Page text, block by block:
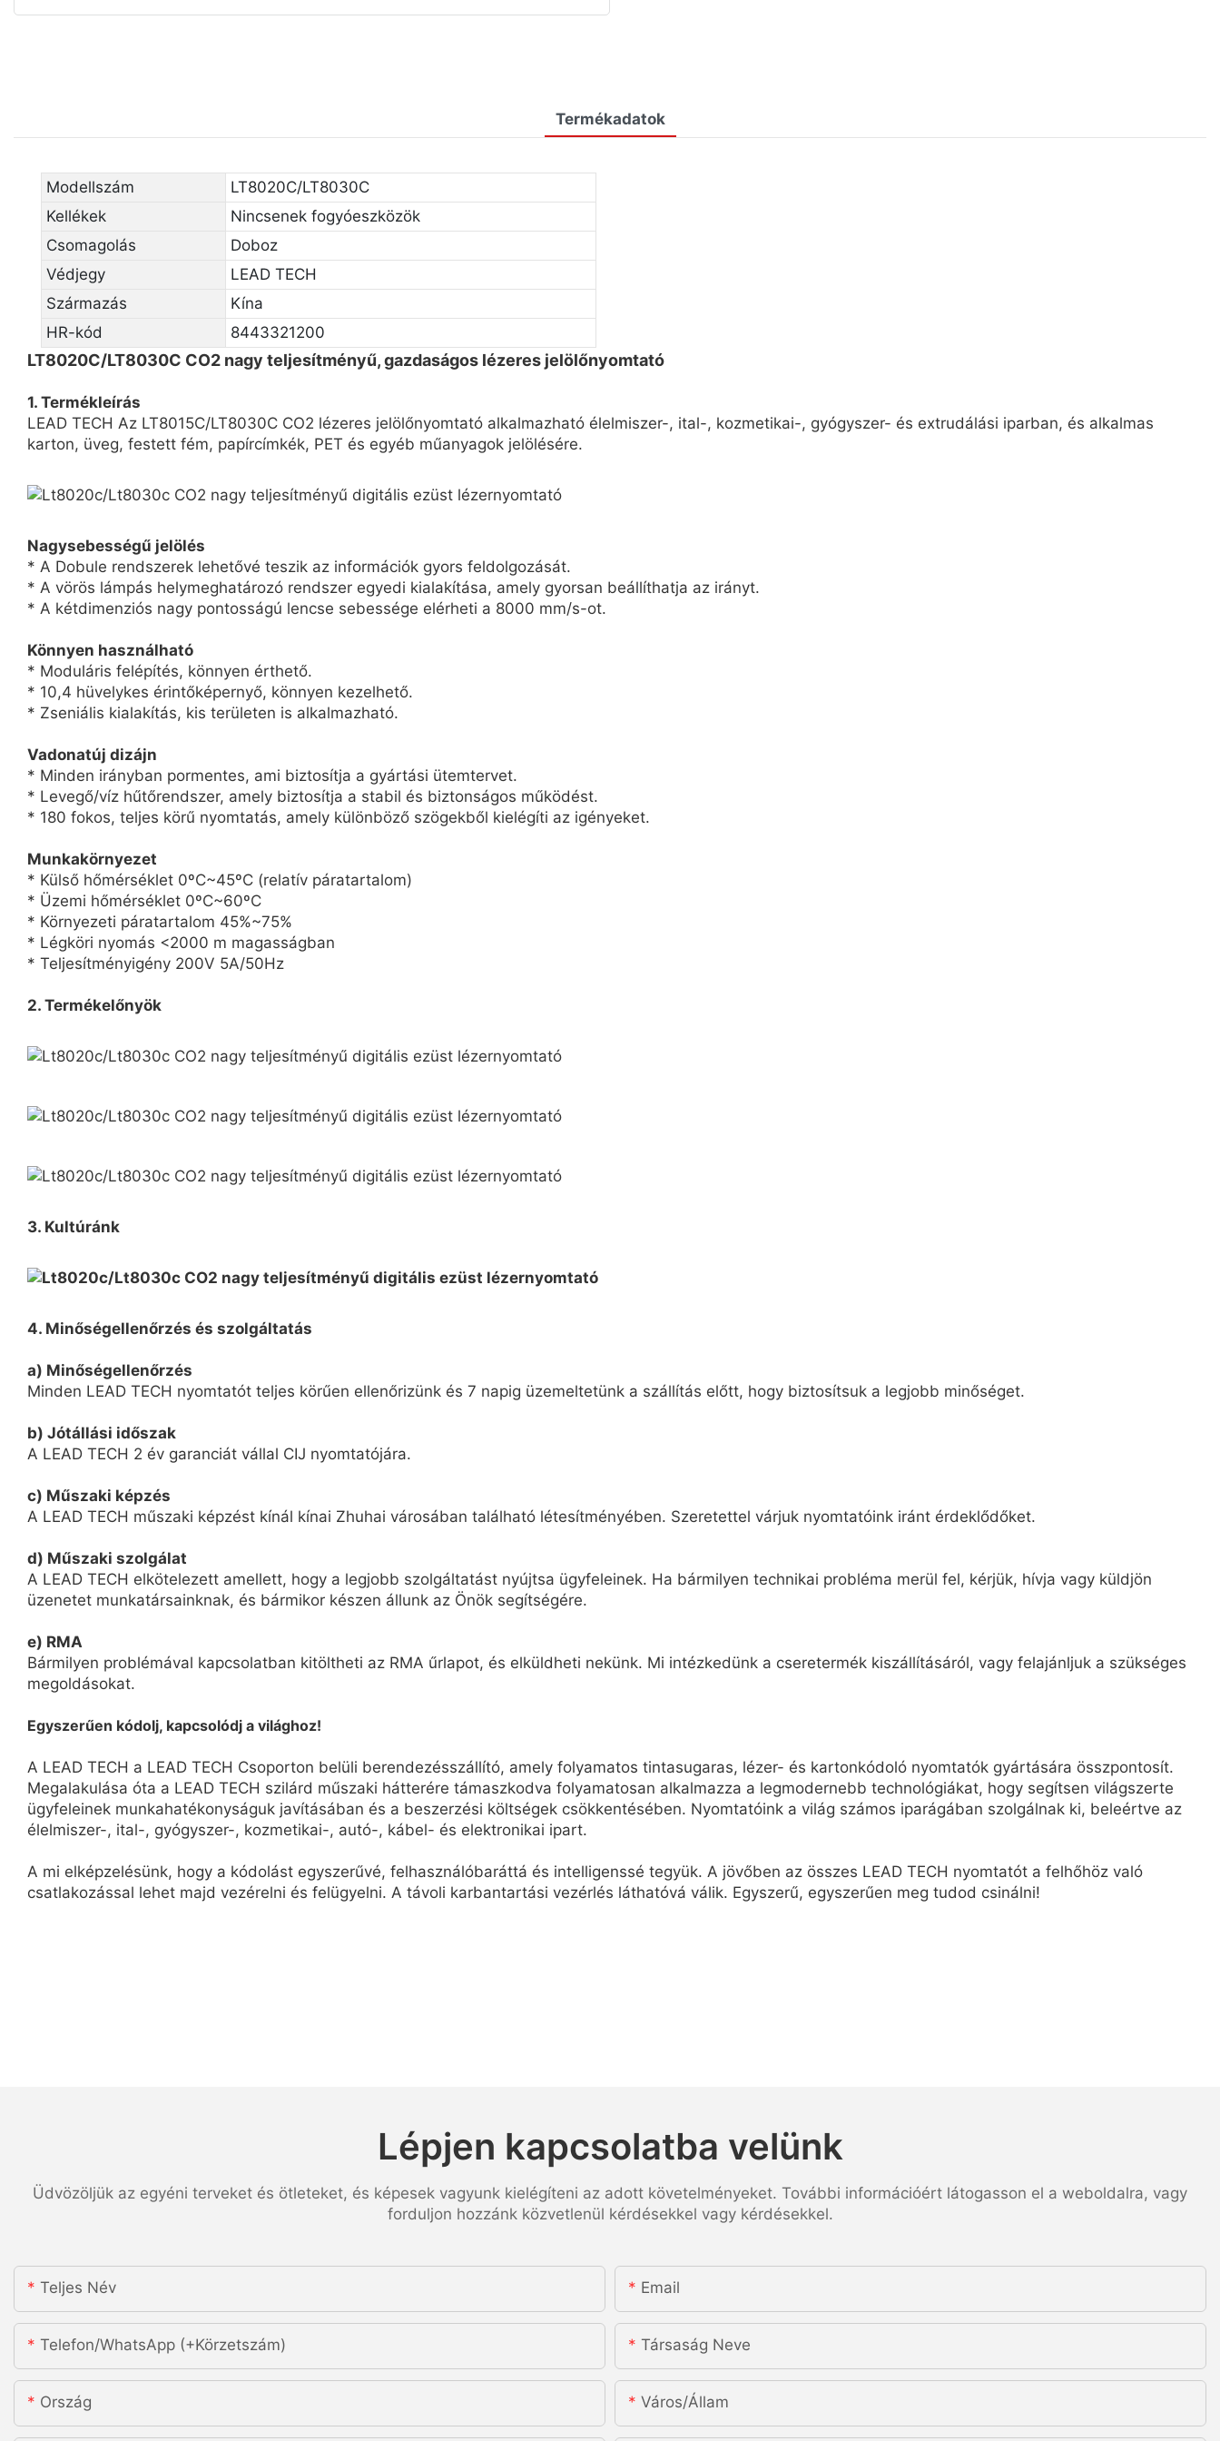
Termékadatok
Modellszám
LT8020C/LT8030C
Kellékek
Nincsenek fogyóeszközök
Csomagolás
Doboz
Védjegy
LEAD TECH
Származás
Kína
HR-kód
8443321200
LT8020C/LT8030C CO2 nagy teljesítményű, gazdaságos lézeres jelölőnyomtató
1. Termékleírás
LEAD TECH Az LT8015C/LT8030C CO2 lézeres jelölőnyomtató alkalmazható élelmiszer-, ital-, kozmetikai-, gyógyszer- és extrudálási iparban, és alkalmas
karton, üveg, festett fém, papírcímkék, PET és egyéb műanyagok jelölésére.
Nagysebességű jelölés
* A Dobule rendszerek lehetővé teszik az információk gyors feldolgozását.
* A vörös lámpás helymeghatározó rendszer egyedi kialakítása, amely gyorsan beállíthatja az irányt.
* A kétdimenziós nagy pontosságú lencse sebessége elérheti a 8000 mm/s-ot.
Könnyen használható
* Moduláris felépítés, könnyen érthető.
* 10,4 hüvelykes érintőképernyő, könnyen kezelhető.
* Zseniális kialakítás, kis területen is alkalmazható.
Vadonatúj dizájn
* Minden irányban pormentes, ami biztosítja a gyártási ütemtervet.
* Levegő/víz hűtőrendszer, amely biztosítja a stabil és biztonságos működést.
* 180 fokos, teljes körű nyomtatás, amely különböző szögekből kielégíti az igényeket.
Munkakörnyezet
* Külső hőmérséklet 0ºC~45ºC (relatív páratartalom)
* Üzemi hőmérséklet 0ºC~60ºC
* Környezeti páratartalom 45%~75%
* Légköri nyomás <2000 m magasságban
* Teljesítményigény 200V 5A/50Hz
2. Termékelőnyök
3. Kultúránk
4. Minőségellenőrzés és szolgáltatás
a) Minőségellenőrzés
Minden LEAD TECH nyomtatót teljes körűen ellenőrizünk és 7 napig üzemeltetünk a szállítás előtt, hogy biztosítsuk a legjobb minőséget.
b) Jótállási időszak
A LEAD TECH 2 év garanciát vállal CIJ nyomtatójára.
c) Műszaki képzés
A LEAD TECH műszaki képzést kínál kínai Zhuhai városában található létesítményében. Szeretettel várjuk nyomtatóink iránt érdeklődőket.
d) Műszaki szolgálat
A LEAD TECH elkötelezett amellett, hogy a legjobb szolgáltatást nyújtsa ügyfeleinek. Ha bármilyen technikai probléma merül fel, kérjük, hívja vagy küldjön
üzenetet munkatársainknak, és bármikor készen állunk az Önök segítségére.
e) RMA
Bármilyen problémával kapcsolatban kitöltheti az RMA űrlapot, és elküldheti nekünk. Mi intézkedünk a cseretermék kiszállításáról, vagy felajánljuk a szükséges
megoldásokat.
Egyszerűen kódolj, kapcsolódj a világhoz!
A LEAD TECH a LEAD TECH Csoporton belüli berendezésszállító, amely folyamatos tintasugaras, lézer- és kartonkódoló nyomtatók gyártására összpontosít.
Megalakulása óta a LEAD TECH szilárd műszaki hátterére támaszkodva folyamatosan alkalmazza a legmodernebb technológiákat, hogy segítsen világszerte
ügyfeleinek munkahatékonyságuk javításában és a beszerzési költségek csökkentésében. Nyomtatóink a világ számos iparágában szolgálnak ki, beleértve az
élelmiszer-, ital-, gyógyszer-, kozmetikai-, autó-, kábel- és elektronikai ipart.
A mi elképzelésünk, hogy a kódolást egyszerűvé, felhasználóbaráttá és intelligenssé tegyük. A jövőben az összes LEAD TECH nyomtatót a felhőhöz való
csatlakozással lehet majd vezérelni és felügyelni. A távoli karbantartási vezérlés láthatóvá válik. Egyszerű, egyszerűen meg tudod csinálni!
Lépjen kapcsolatba velünk
Üdvözöljük az egyéni terveket és ötleteket, és képesek vagyunk kielégíteni az adott követelményeket. További információért látogasson el a weboldalra, vagy
forduljon hozzánk közvetlenül kérdésekkel vagy kérdésekkel.
Teljes Név Email
Telefon/WhatsApp (+körzetszám) Társaság Neve
Ország Város/állam